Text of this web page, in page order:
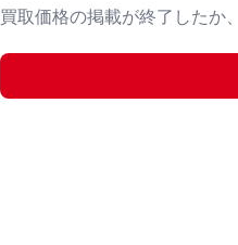
買取価格の掲載が終了したか